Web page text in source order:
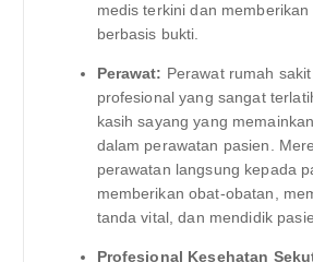
medis terkini dan
berbasis bukti.
Perawat: Perawat rumah
profesional yang sangat
kasih sayang yang
dalam perawatan pasien.
perawatan langsung kepada
memberikan obat-obatan,
tanda vital, dan mendidik
Profesional Kesehatan